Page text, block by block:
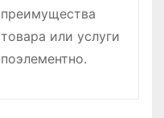
преимущества
товара или услуги
поэлементно.